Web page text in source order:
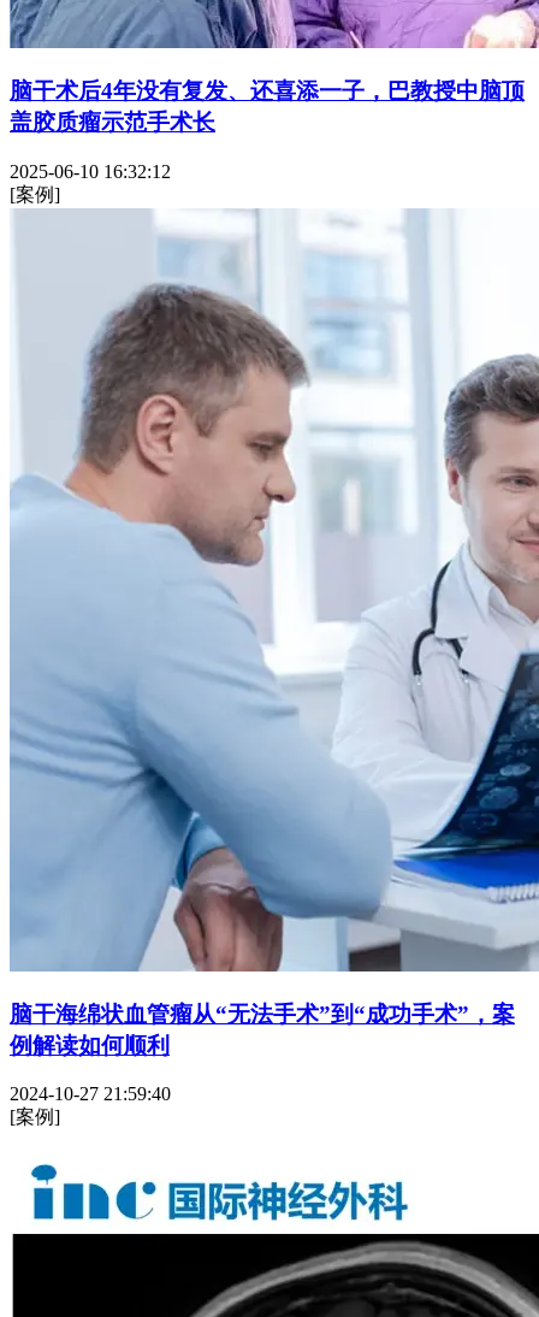
脑干术后4年没有复发、还喜添一子，巴教授中脑顶
盖胶质瘤示范手术长
2025-06-10 16:32:12
[案例]
脑干海绵状血管瘤从“无法手术”到“成功手术”，案
例解读如何顺利
2024-10-27 21:59:40
[案例]